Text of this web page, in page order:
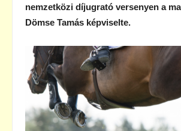
nemzetközi díjugrató versenyen a
Dömse Tamás képviselte.